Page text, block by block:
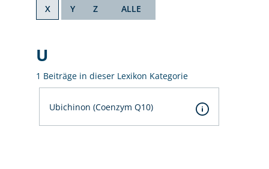
X Y Z ALLE
U
1 Beiträge in dieser Lexikon Kategorie
Ubichinon (Coenzym Q10)